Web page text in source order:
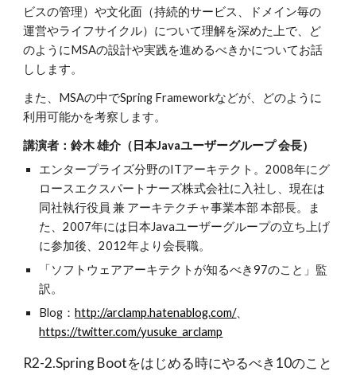
ビスの管理）や文化面（持続的サービス、ドメイン毎の
運営やライフサイクル）について理解を深めた上で、ど
のようにMSAの設計や実践を進めるべきかについてお話
しします。
また、MSAの中でSpring Frameworkなどが、どのように
利用可能かを考察します。
講演者：鈴木 雄介（日本Javaユーザーグループ 会長）
エンタープライズ分野のITアーキテクト。2008年にグ
ロースエクスパートナーズ株式会社に入社し、現在は
同社執行役員 兼 アーキテクチャ事業本部 本部長。ま
た、2007年には日本Javaユーザーグループの立ち上げ
に参加後、2012年より会長職。
「ソフトウェアアーキテクトが知るべき97のこと」監
訳。
Blog：http://arclamp.hatenablog.com/、
https://twitter.com/yusuke_arclamp
R2-2.Spring Bootをはじめる時にやるべき10のこと